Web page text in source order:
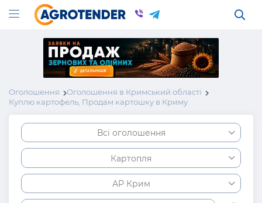
Оголошення
Оголошення в Кримський області
Куплю картофель, Продам картошку в Криму
Всі оголошення
Картопля
АР Крим